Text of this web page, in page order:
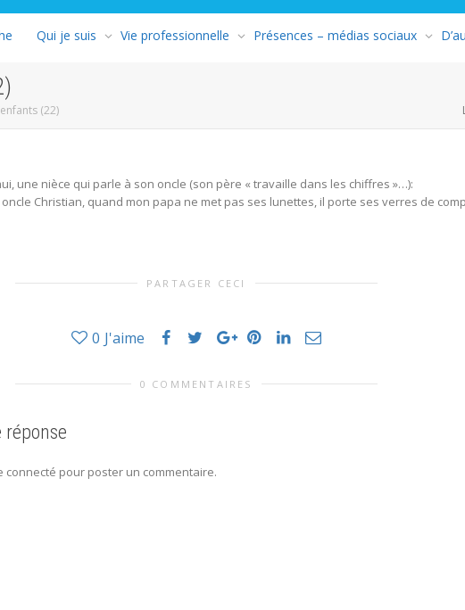
Qui je suis Vie professionnelle Présences – médias sociaux
(22)
une nièce qui parle à son oncle (son père « travaille dans les chiffres »…):
oncle Christian, quand mon papa ne met pas ses lunettes, il porte ses verres de
PARTAGER CECI
0 J'aime
0 COMMENTAIRES
réponse
connecté pour poster un commentaire.